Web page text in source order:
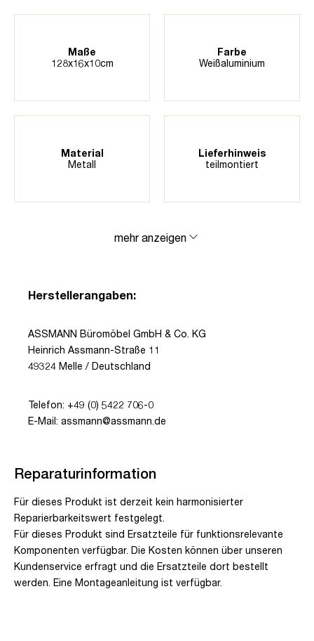
Maße
128x16x10cm
Farbe
Weißaluminium
Material
Metall
Lieferhinweis
teilmontiert
mehr anzeigen
Herstellerangaben:
ASSMANN Büromöbel GmbH & Co. KG
Heinrich Assmann-Straße 11
49324 Melle / Deutschland
Telefon: +49 (0) 5422 706-0
E-Mail: assmann@assmann.de
Reparaturinformation
Für dieses Produkt ist derzeit kein harmonisierter
Reparierbarkeitswert festgelegt.
Für dieses Produkt sind Ersatzteile für funktionsrelevante
Komponenten verfügbar. Die Kosten können über unseren
Kundenservice erfragt und die Ersatzteile dort bestellt
werden. Eine Montageanleitung ist verfügbar.